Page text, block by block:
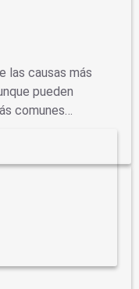
las causas más
pueden
comunes…